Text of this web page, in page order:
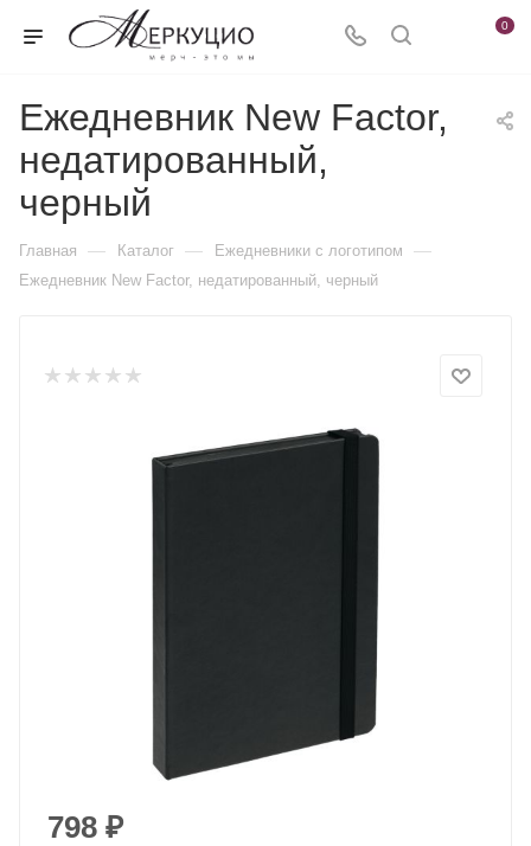
0
Ежедневник New Factor,
недатированный,
черный
Главная — Каталог — Ежедневники c логотипом —
Ежедневник New Factor, недатированный, черный
798 ₽